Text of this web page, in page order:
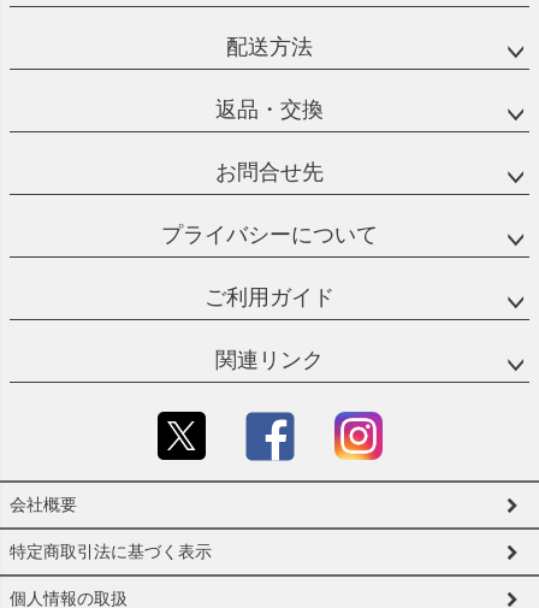
配送方法
返品・交換
お問合せ先
プライバシーについて
ご利用ガイド
関連リンク
会社概要
特定商取引法に基づく表示
個人情報の取扱